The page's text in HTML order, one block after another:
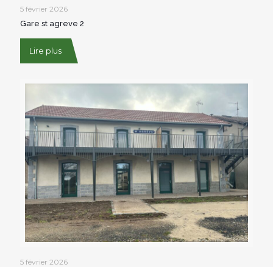
5 février 2026
Gare st agreve 2
Lire plus
5 février 2026